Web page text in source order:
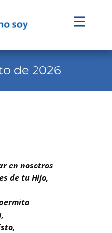
de 2026
en nosotros
de tu Hijo,